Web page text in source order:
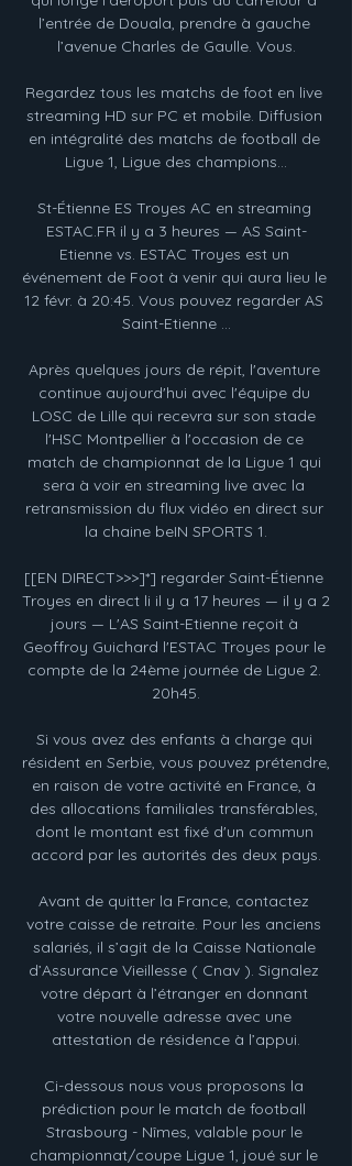
l’entrée de Douala, prendre à gauche
l’avenue Charles de Gaulle. Vous.
Regardez tous les matchs de foot en live
streaming HD sur PC et mobile. Diffusion
en intégralité des matchs de football de
Ligue 1, Ligue des champions...
St-Étienne ES Troyes AC en streaming
ESTAC.FR il y a 3 heures — AS Saint-
Etienne vs. ESTAC Troyes est un
événement de Foot à venir qui aura lieu le
12 févr. à 20:45. Vous pouvez regarder AS
Saint-Etienne ...
Après quelques jours de répit, l'aventure
continue aujourd'hui avec l'équipe du
LOSC de Lille qui recevra sur son stade
l'HSC Montpellier à l'occasion de ce
match de championnat de la Ligue 1 qui
sera à voir en streaming live avec la
retransmission du flux vidéo en direct sur
la chaine beIN SPORTS 1.
[[EN DIRECT>>>]*] regarder Saint-Étienne
Troyes en direct li il y a 17 heures — il y a 2
jours — L'AS Saint-Etienne reçoit à
Geoffroy Guichard l'ESTAC Troyes pour le
compte de la 24ème journée de Ligue 2.
20h45.
Si vous avez des enfants à charge qui
résident en Serbie, vous pouvez prétendre,
en raison de votre activité en France, à
des allocations familiales transférables,
dont le montant est fixé d'un commun
accord par les autorités des deux pays.
Avant de quitter la France, contactez
votre caisse de retraite. Pour les anciens
salariés, il s’agit de la Caisse Nationale
d’Assurance Vieillesse ( Cnav ). Signalez
votre départ à l’étranger en donnant
votre nouvelle adresse avec une
attestation de résidence à l’appui.
Ci-dessous nous vous proposons la
prédiction pour le match de football
Strasbourg - Nîmes, valable pour le
championnat/coupe Ligue 1, joué sur le